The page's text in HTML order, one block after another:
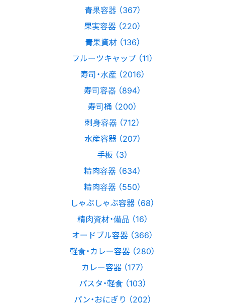
青果容器 （367）
果実容器 （220）
青果資材 （136）
フルーツキャップ （11）
寿司・水産 （2016）
寿司容器 （894）
寿司桶 （200）
刺身容器 （712）
水産容器 （207）
手板 （3）
精肉容器 （634）
精肉容器 （550）
しゃぶしゃぶ容器 （68）
精肉資材・備品 （16）
オードブル容器 （366）
軽食・カレー容器 （280）
カレー容器 （177）
パスタ・軽食 （103）
パン・おにぎり （202）